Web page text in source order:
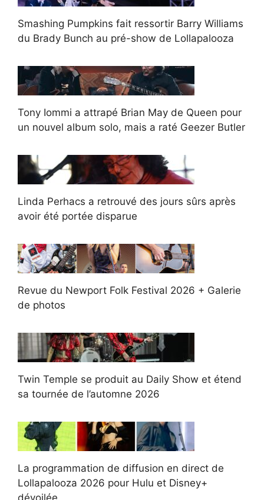
Smashing Pumpkins fait ressortir Barry Williams
du Brady Bunch au pré-show de Lollapalooza
Tony Iommi a attrapé Brian May de Queen pour
un nouvel album solo, mais a raté Geezer Butler
Linda Perhacs a retrouvé des jours sûrs après
avoir été portée disparue
Revue du Newport Folk Festival 2026 + Galerie
de photos
Twin Temple se produit au Daily Show et étend
sa tournée de l’automne 2026
La programmation de diffusion en direct de
Lollapalooza 2026 pour Hulu et Disney+